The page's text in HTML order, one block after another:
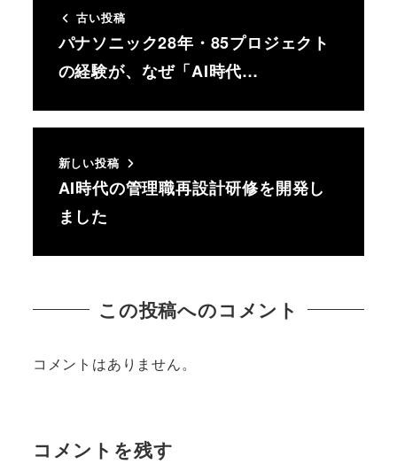
古い投稿
パナソニック28年・85プロジェクト
の経験が、なぜ「AI時代…
新しい投稿
AI時代の管理職再設計研修を開発し
ました
この投稿へのコメント
コメントはありません。
コメントを残す